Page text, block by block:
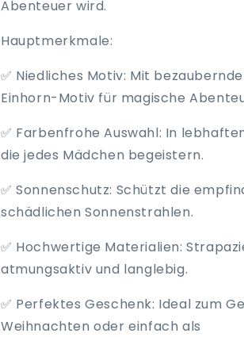
Abenteuer wird.
Hauptmerkmale:
✅ Niedliches Motiv: Mit
Einhorn-Motiv für magische
✅ Farbenfrohe Auswahl: In
die jedes Mädchen begeistern.
✅ Sonnenschutz: Schützt die
schädlichen Sonnenstrahlen.
✅ Hochwertige Materialien:
atmungsaktiv und langlebig.
✅ Perfektes Geschenk: Ideal zum
Weihnachten oder einfach als